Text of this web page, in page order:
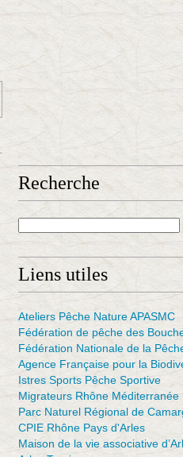
Recherche
Liens utiles
Ateliers Pêche Nature APASMC
Fédération de pêche des
Fédération Nationale de la
Agence Française pour la
Istres Sports Pêche Sportive
Migrateurs Rhône Méditerranée
Parc Naturel Régional de
CPIE Rhône Pays d'Arles
Maison de la vie associative